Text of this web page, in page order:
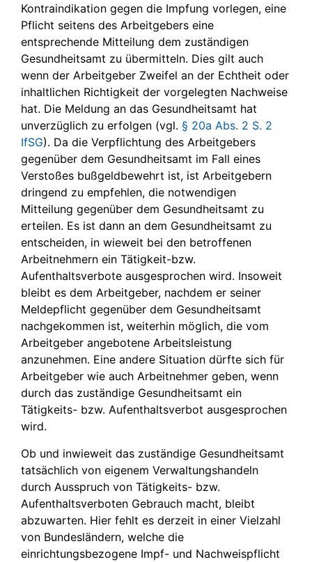
Kontraindikation gegen die Impfung vorlegen, eine
Pflicht seitens des Arbeitgebers eine
entsprechende Mitteilung dem zuständigen
Gesundheitsamt zu übermitteln. Dies gilt auch
wenn der Arbeitgeber Zweifel an der Echtheit oder
inhaltlichen Richtigkeit der vorgelegten Nachweise
hat. Die Meldung an das Gesundheitsamt hat
unverzüglich zu erfolgen (vgl. § 20a Abs. 2 S. 2
IfSG). Da die Verpflichtung des Arbeitgebers
gegenüber dem Gesundheitsamt im Fall eines
Verstoßes bußgeldbewehrt ist, ist Arbeitgebern
dringend zu empfehlen, die notwendigen
Mitteilung gegenüber dem Gesundheitsamt zu
erteilen. Es ist dann an dem Gesundheitsamt zu
entscheiden, in wieweit bei den betroffenen
Arbeitnehmern ein Tätigkeit-bzw.
Aufenthaltsverbote ausgesprochen wird. Insoweit
bleibt es dem Arbeitgeber, nachdem er seiner
Meldepflicht gegenüber dem Gesundheitsamt
nachgekommen ist, weiterhin möglich, die vom
Arbeitgeber angebotene Arbeitsleistung
anzunehmen. Eine andere Situation dürfte sich für
Arbeitgeber wie auch Arbeitnehmer geben, wenn
durch das zuständige Gesundheitsamt ein
Tätigkeits- bzw. Aufenthaltsverbot ausgesprochen
wird.
Ob und inwieweit das zuständige Gesundheitsamt
tatsächlich von eigenem Verwaltungshandeln
durch Ausspruch von Tätigkeits- bzw.
Aufenthaltsverboten Gebrauch macht, bleibt
abzuwarten. Hier fehlt es derzeit in einer Vielzahl
von Bundesländern, welche die
einrichtungsbezogene Impf- und Nachweispflicht